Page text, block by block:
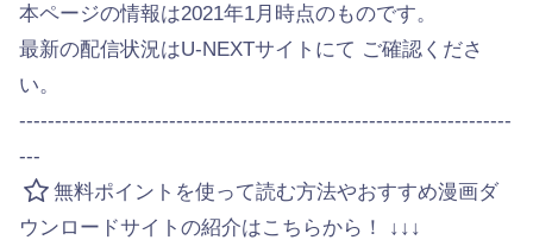
本ページの情報は2021年1月時点のものです。
最新の配信状況はU-NEXTサイトにて ご確認くださ
い。
---------------------------------------------------------------------
---
無料ポイントを使って読む方法やおすすめ漫画ダ
ウンロードサイトの紹介はこちらから！ ↓↓↓